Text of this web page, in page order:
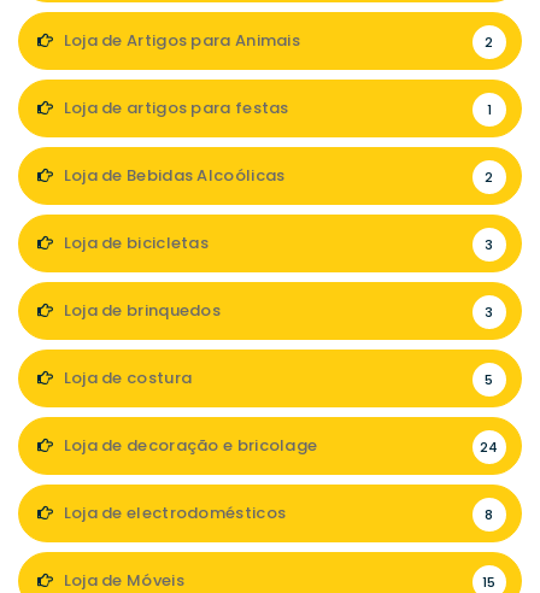
Loja de Artigos para Animais 2
Loja de artigos para festas 1
Loja de Bebidas Alcoólicas 2
Loja de bicicletas 3
Loja de brinquedos 3
Loja de costura 5
Loja de decoração e bricolage 24
Loja de electrodomésticos 8
Loja de Móveis 15